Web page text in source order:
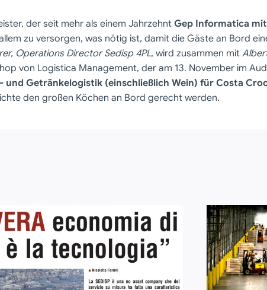
der seit mehr als einem JahrzehntGep Informatica
zu versorgen, was nötig ist, damit die Gäste an Bord
Operations Director Sedisp 4PL, wird zusammen mit
von Logistica Management, der am 13. November im
Getränkelogistik (einschließlich Wein) für Costa
den großen Köchen an Bord gerecht werden.